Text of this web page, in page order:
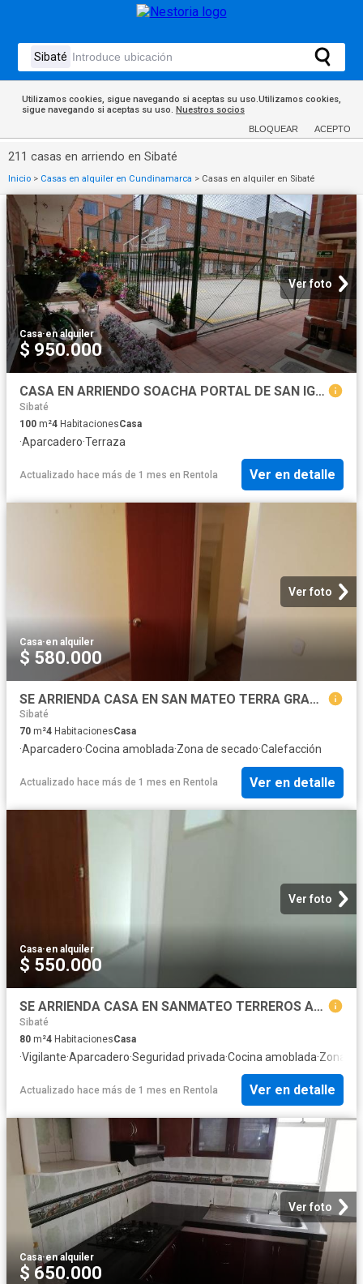
Utilizamos cookies, sigue navegando si aceptas su uso.Utilizamos cookies,
sigue navegando si aceptas su uso. Nuestros socios
BLOQUEAR ACEPTO
211 casas en arriendo en Sibaté
Inicio > Casas en alquiler en Cundinamarca > Casas en alquiler en Sibaté
Ver foto
Casa·en alquiler
$ 950.000
CASA EN ARRIENDO SOACHA PORTAL DE SAN IGNACIO
Sibaté
100 m²4 HabitacionesCasa
·Aparcadero·Terraza
Actualizado hace más de 1 mes en Rentola Ver en detalle
Ver foto
Casa·en alquiler
$ 580.000
SE ARRIENDA CASA EN SAN MATEO TERRA GRANDE CERCA A SOACHA TERREROS
Sibaté
70 m²4 HabitacionesCasa
·Aparcadero·Cocina amoblada·Zona de secado·Calefacción
Actualizado hace más de 1 mes en Rentola Ver en detalle
Ver foto
Casa·en alquiler
$ 550.000
SE ARRIENDA CASA EN SANMATEO TERREROS ALELIES
Sibaté
80 m²4 HabitacionesCasa
·Vigilante·Aparcadero·Seguridad privada·Cocina amoblada·Zona
Actualizado hace más de 1 mes en Rentola Ver en detalle
Ver foto
Casa·en alquiler
$ 650.000